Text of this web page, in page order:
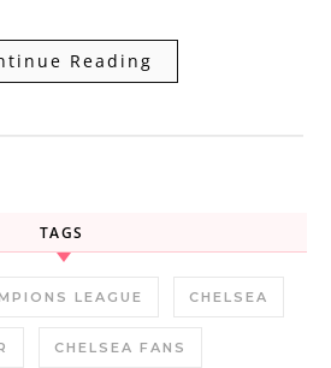
Reading
TAGS
LEAGUE CHELSEA
CHELSEA FANS